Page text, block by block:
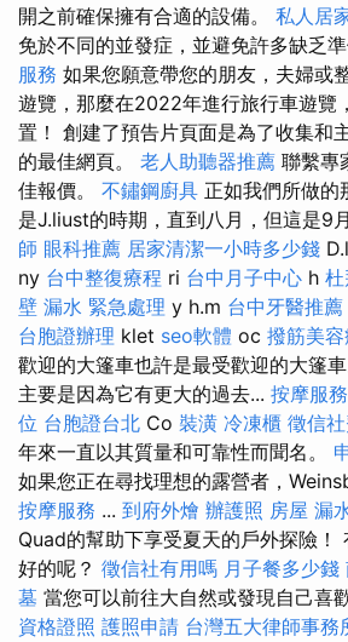
開之前確保擁有合適的設備。 私人居
免於不同的並發症，並避免許多缺乏
服務 如果您願意帶您的朋友，夫婦或
遊覽，那麼在2022年進行旅行車遊覽
置！ 創建了預告片頁面是為了收集和
的最佳網頁。 老人助聽器推薦 聯繫專
佳報價。 不鏽鋼廚具 正如我們所做的
是J.liust的時期，直到八月，但這是9
師 眼科推薦 居家清潔一小時多少錢
ny 台中整復療程 ri 台中月子中心 h
壁 漏水 緊急處理 y h.m 台中牙醫推薦
台胞證辦理 klet seo軟體 oc 撥筋美
歡迎的大篷車也許是最受歡迎的大篷車
主要是因為它有更大的過去... 按摩服
位 台胞證台北 Co 裝潢 冷凍櫃 徵信
年來一直以其質量和可靠性而聞名。
如果您正在尋找理想的露營者，
按摩服務 ... 到府外燴 辦護照 房屋 漏
Quad的幫助下享受夏天的戶外探險！
好的呢？ 徵信社有用嗎 月子餐多少錢
墓 當您可以前往大自然或發現自己喜
資格證照 護照申請 台灣五大律師事務